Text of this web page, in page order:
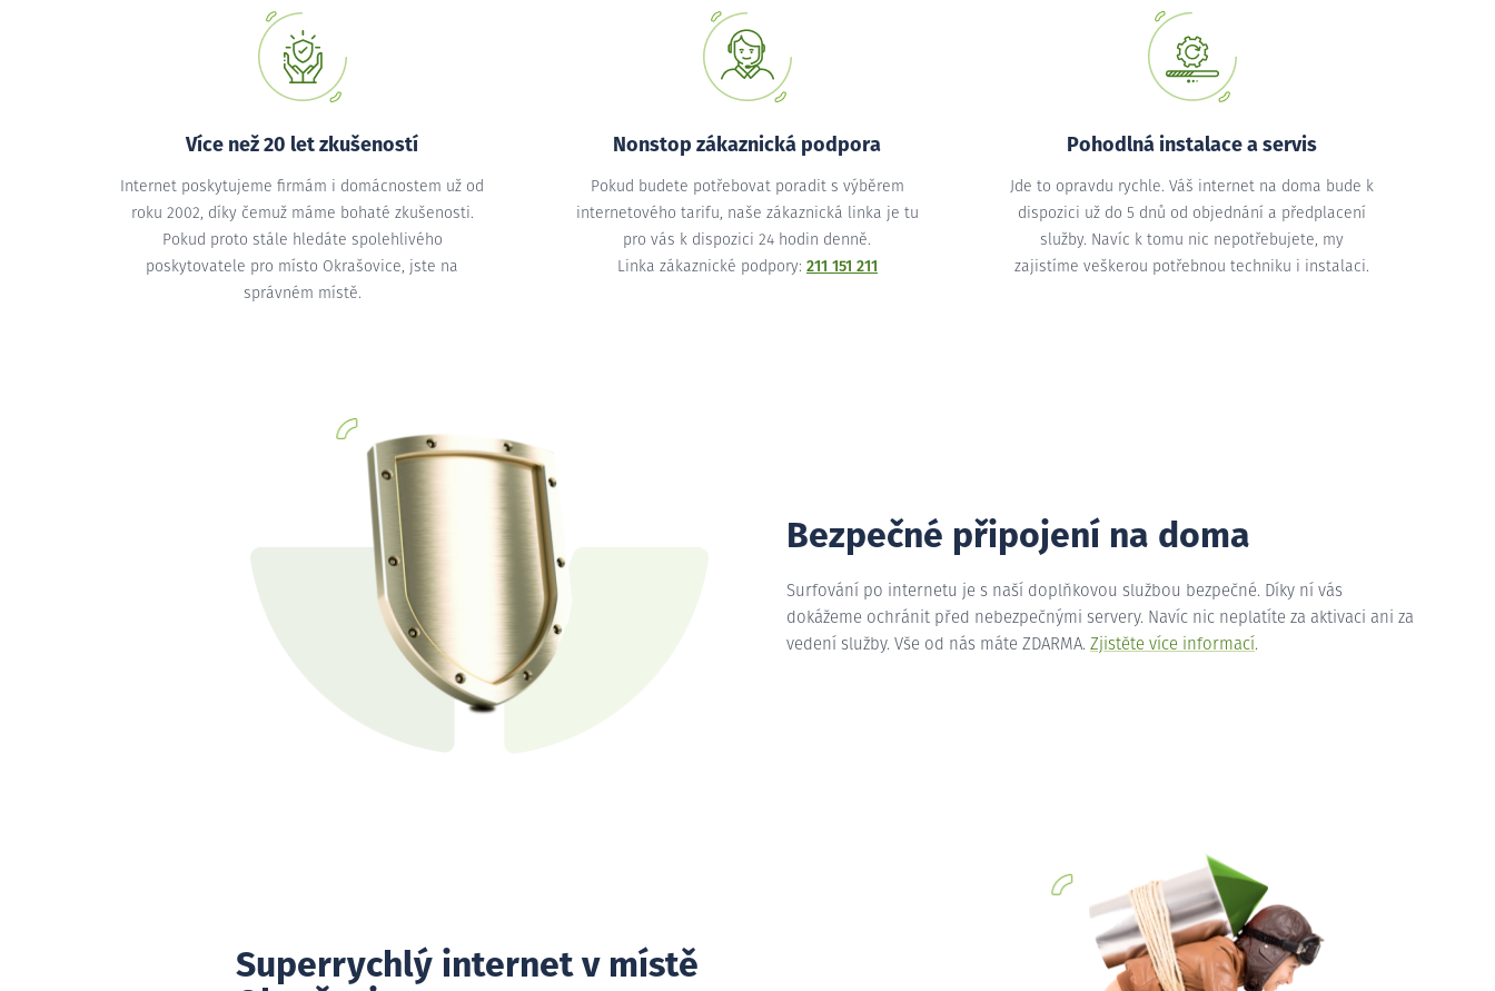
Více než 20 let zkušeností
Internet poskytujeme firmám i domácnostem už od
roku 2002, díky čemuž máme bohaté zkušenosti.
Pokud proto stále hledáte spolehlivého
poskytovatele pro místo Okrašovice, jste na
správném místě.
Nonstop zákaznická podpora
Pokud budete potřebovat poradit s výběrem
internetového tarifu, naše zákaznická linka je tu
pro vás k dispozici 24 hodin denně.
Linka zákaznické podpory: 211 151 211
Pohodlná instalace a servis
Jde to opravdu rychle. Váš internet na doma bude k
dispozici už do 5 dnů od objednání a předplacení
služby. Navíc k tomu nic nepotřebujete, my
zajistíme veškerou potřebnou techniku i instalaci.
Bezpečné připojení na doma
Surfování po internetu je s naší doplňkovou službou bezpečné. Díky ní vás
dokážeme ochránit před nebezpečnými servery. Navíc nic neplatíte za aktivaci ani za
vedení služby. Vše od nás máte ZDARMA. Zjistěte více informací.
Superrychlý internet v místě